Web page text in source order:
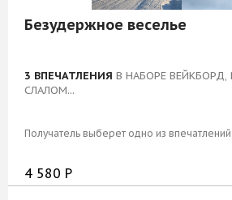
наборы
Блог
Безудержное веселье
3 ВПЕЧАТЛЕНИЯ В НАБОРЕ ВЕЙКБОРД,
СЛАЛОМ...
Получатель выберет одно из впечатлений
4 580 Р